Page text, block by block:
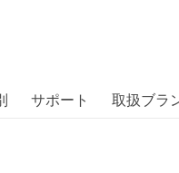
をはじめ「ユニークな
サポート 取扱ブラ